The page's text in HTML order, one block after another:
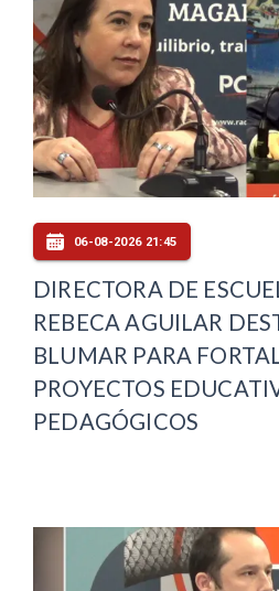
06-08-2026 21:45
DIRECTORA DE
REBECA AGUILAR
BLUMAR PARA
PROYECTOS
PEDAGÓGICOS